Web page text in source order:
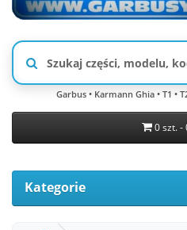
Garbus • Karmann Ghia • T1 •
0 szt. -
Kategorie